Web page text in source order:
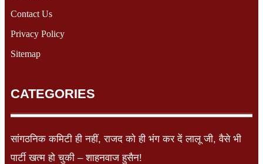
Contact Us
Privacy Policy
Sitemap
CATEGORIES
सांगठनिक कमिटी ही नहीं, राजद को ही भंग कर दें लालू जी, वैसे भी
पार्टी खत्म हो चुकी – शाहनवाज हुसैन!